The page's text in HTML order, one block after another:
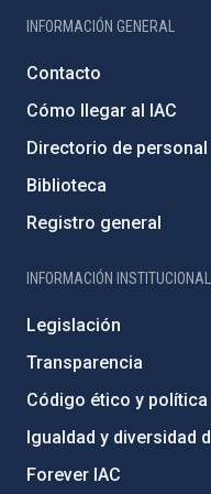
INFORMACIÓN GENERAL
Contacto
Cómo llegar al IAC
Directorio de personal
Biblioteca
Registro general
INFORMACIÓN INSTITUCIONAL
Legislación
Transparencia
Código ético y
Igualdad y diversidad
Forever IAC